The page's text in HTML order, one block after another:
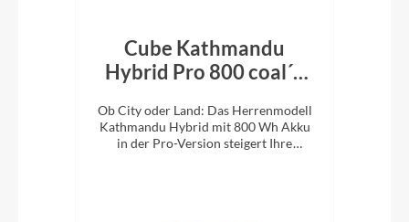
Cube Kathmandu
Hybrid Pro 800 coal´n
Ob City oder Land: Das Herrenmodell
Kathmandu Hybrid mit 800 Wh Akku
in der Pro-Version steigert Ihre